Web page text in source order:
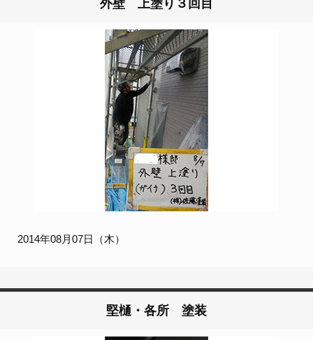
外壁 上塗り３回目
2014年08月07日（木）
堅樋・各所 塗装